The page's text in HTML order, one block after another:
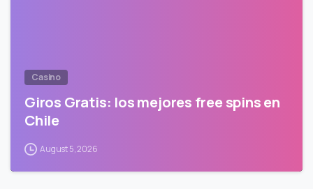
Casino
Giros Gratis: los mejores free spins en
Chile
August 5, 2026